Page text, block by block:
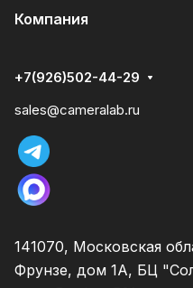
Компания
+7(926)502-44-29
sales@cameralab.ru
141070, Московская
Фрунзе, дом 1А, БЦ